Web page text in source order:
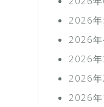
2026年
2026年
2026年
2026年
2026年